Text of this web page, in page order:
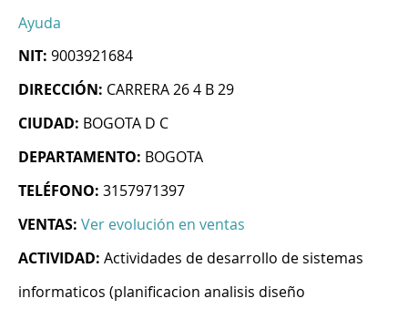
Ayuda
NIT: 9003921684
DIRECCIÓN: CARRERA 26 4 B 29
CIUDAD: BOGOTA D C
DEPARTAMENTO: BOGOTA
TELÉFONO: 3157971397
VENTAS: Ver evolución en ventas
ACTIVIDAD: Actividades de desarrollo de sistemas
informaticos (planificacion analisis diseño